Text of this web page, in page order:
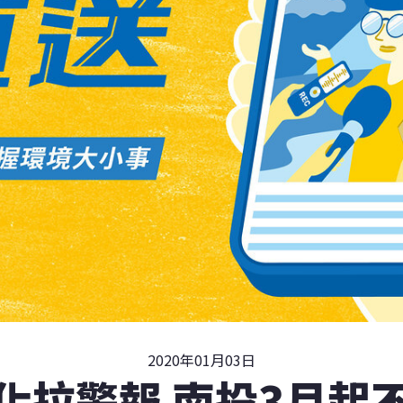
2020年01月03日